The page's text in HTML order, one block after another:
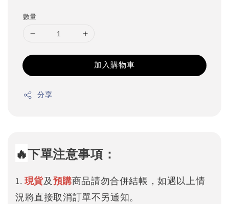
數量
加入購物車
分享
🔥下單注意事項：
1. 現貨及預購商品請勿合併結帳，如遇以上情
況將直接取消訂單不另通知。